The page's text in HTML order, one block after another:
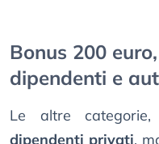
Bonus 200
dipendenti e
Le altre
dipendenti privati,